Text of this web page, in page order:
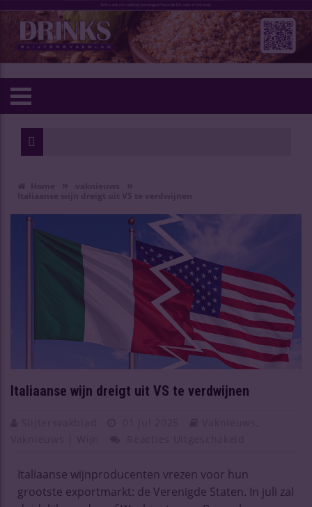
Italiaanse wijn dreigt uit VS te verdwijnen
Italiaanse wijnproducenten vrezen voor hun
grootste exportmarkt: de Verenigde Staten. In juli zal